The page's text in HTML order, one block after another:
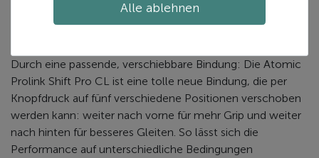
ATOMIC PROLINK SHIFT PRO CL
Durch eine passende, verschiebbare Bindung: Die Atomic
Prolink Shift Pro CL ist eine tolle neue Bindung, die per
Knopfdruck auf fünf verschiedene Positionen verschoben
werden kann: weiter nach vorne für mehr Grip und weiter
nach hinten für besseres Gleiten. So lässt sich die
Performance auf unterschiedliche Bedingungen
Alle ablehnen